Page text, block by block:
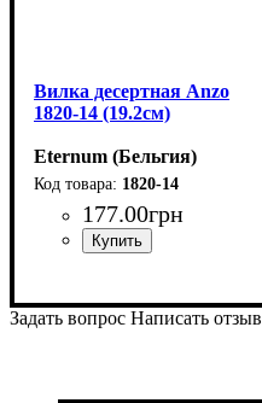
Вилка десертная Anzo
1820-14 (19.2см)
Eternum (Бельгия)
1820-14
177.00грн
Задать вопрос Написать отзыв